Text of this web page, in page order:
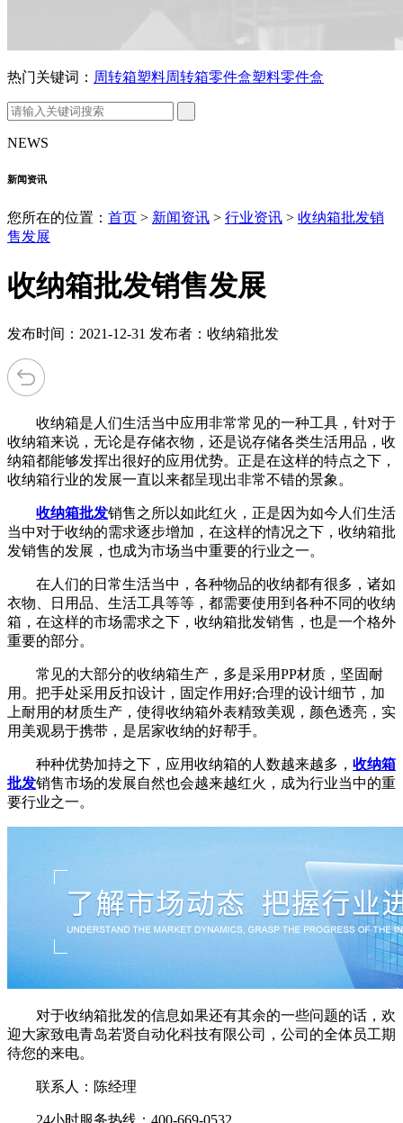
热门关键词： 周转箱塑料周转箱零件盒塑料零件盒
NEWS
新闻资讯
您所在的位置： 首页 > 新闻资讯 > 行业资讯 > 收纳箱批发销
售发展
收纳箱批发销售发展
发布时间：2021-12-31 发布者：收纳箱批发
收纳箱是人们生活当中应用非常常见的一种工具，针对于
收纳箱来说，无论是存储衣物，还是说存储各类生活用品，收
纳箱都能够发挥出很好的应用优势。正是在这样的特点之下，
收纳箱行业的发展一直以来都呈现出非常不错的景象。
收纳箱批发销售之所以如此红火，正是因为如今人们生活
当中对于收纳的需求逐步增加，在这样的情况之下，收纳箱批
发销售的发展，也成为市场当中重要的行业之一。
在人们的日常生活当中，各种物品的收纳都有很多，诸如
衣物、日用品、生活工具等等，都需要使用到各种不同的收纳
箱，在这样的市场需求之下，收纳箱批发销售，也是一个格外
重要的部分。
常见的大部分的收纳箱生产，多是采用PP材质，坚固耐
用。把手处采用反扣设计，固定作用好;合理的设计细节，加
上耐用的材质生产，使得收纳箱外表精致美观，颜色透亮，实
用美观易于携带，是居家收纳的好帮手。
种种优势加持之下，应用收纳箱的人数越来越多， 收纳箱
批发销售市场的发展自然也会越来越红火，成为行业当中的重
要行业之一。
对于收纳箱批发的信息如果还有其余的一些问题的话，欢
迎大家致电青岛若贤自动化科技有限公司，公司的全体员工期
待您的来电。
联系人：陈经理